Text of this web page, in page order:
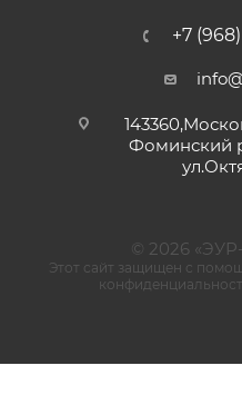
+7
Фоминский
© 2026
Этот сайт защищен с